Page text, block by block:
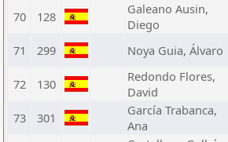
70 128
Galeano Ausin,
Diego
71 299 Noya Guia, Álvaro
72 130
Redondo Flores,
David
73 301
García Trabanca,
Ana